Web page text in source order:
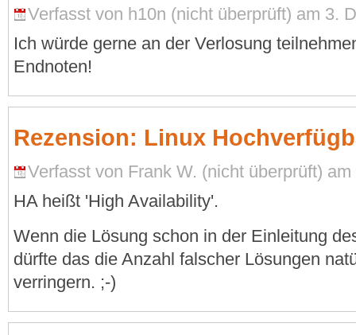
Verfasst von h10n (nicht überprüft) am 3.
Ich würde gerne an der Verlosung
Endnoten!
Rezension: Linux
Verfasst von Frank W. (nicht überprüft)
HA heißt 'High Availability'.
Wenn die Lösung schon in der Einleitung
dürfte das die Anzahl falscher Lösungen
verringern. ;-)